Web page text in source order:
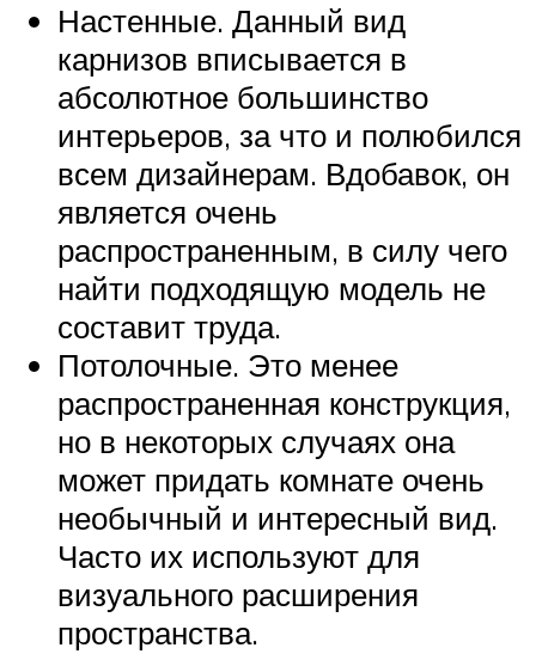
Настенные. Данный вид
карнизов вписывается в
абсолютное большинство
интерьеров, за что и полюбился
всем дизайнерам. Вдобавок, он
является очень
распространенным, в силу чего
найти подходящую модель не
составит труда.
Потолочные. Это менее
распространенная конструкция,
но в некоторых случаях она
может придать комнате очень
необычный и интересный вид.
Часто их используют для
визуального расширения
пространства.